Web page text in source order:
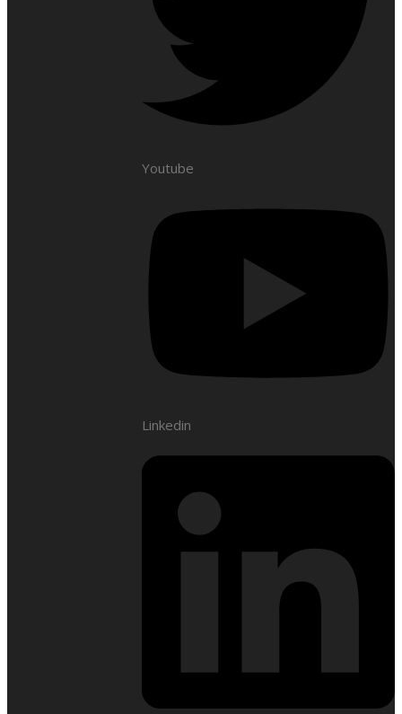
Youtube
Linkedin